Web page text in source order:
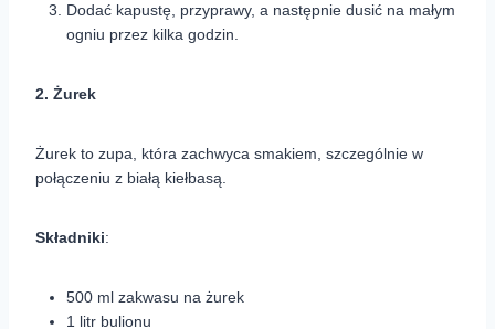
Dodać kapustę, przyprawy, a następnie dusić na małym
ogniu przez kilka godzin.
2. Żurek
Żurek to zupa, która zachwyca smakiem, szczególnie w
połączeniu z białą kiełbasą.
Składniki:
500 ml zakwasu na żurek
1 litr bulionu